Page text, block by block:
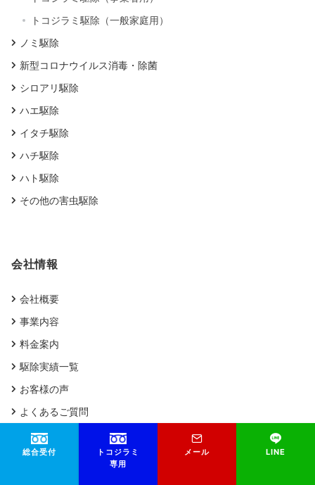
トコジラミ駆除（一般家庭用）
ノミ駆除
新型コロナウイルス消毒・除菌
シロアリ駆除
ハエ駆除
イタチ駆除
ハチ駆除
ハト駆除
その他の害虫駆除
会社情報
会社概要
事業内容
料金案内
駆除実績一覧
お客様の声
よくあるご質問
スタッフブログ
総合受付
トコジラミ
専用
メール LINE